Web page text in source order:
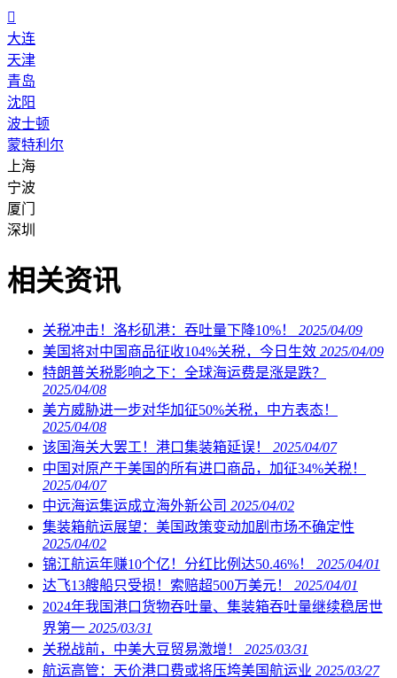

大连
天津
青岛
沈阳
波士顿
蒙特利尔
上海
宁波
厦门
深圳
相关资讯
关税冲击！洛杉矶港：吞吐量下降10%！
2025/04/09
美国将对中国商品征收104%关税，今日生效 2025/04/09
特朗普关税影响之下：全球海运费是涨是跌？
2025/04/08
美方威胁进一步对华加征50%关税，中方表态！
2025/04/08
该国海关大罢工！港口集装箱延误！
2025/04/07
中国对原产于美国的所有进口商品，加征34%关税！
2025/04/07
中远海运集运成立海外新公司 2025/04/02
集装箱航运展望：美国政策变动加剧市场不确定性
2025/04/02
锦江航运年赚10个亿！分红比例达50.46%！
2025/04/01
达飞13艘船只受损！索赔超500万美元！
2025/04/01
2024年我国港口货物吞吐量、集装箱吞吐量继续稳居世
界第一 2025/03/31
关税战前，中美大豆贸易激增！
2025/03/31
航运高管：天价港口费或将压垮美国航运业 2025/03/27